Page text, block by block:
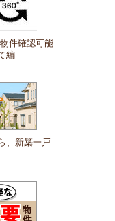
件確認可能
編
、新築一戸